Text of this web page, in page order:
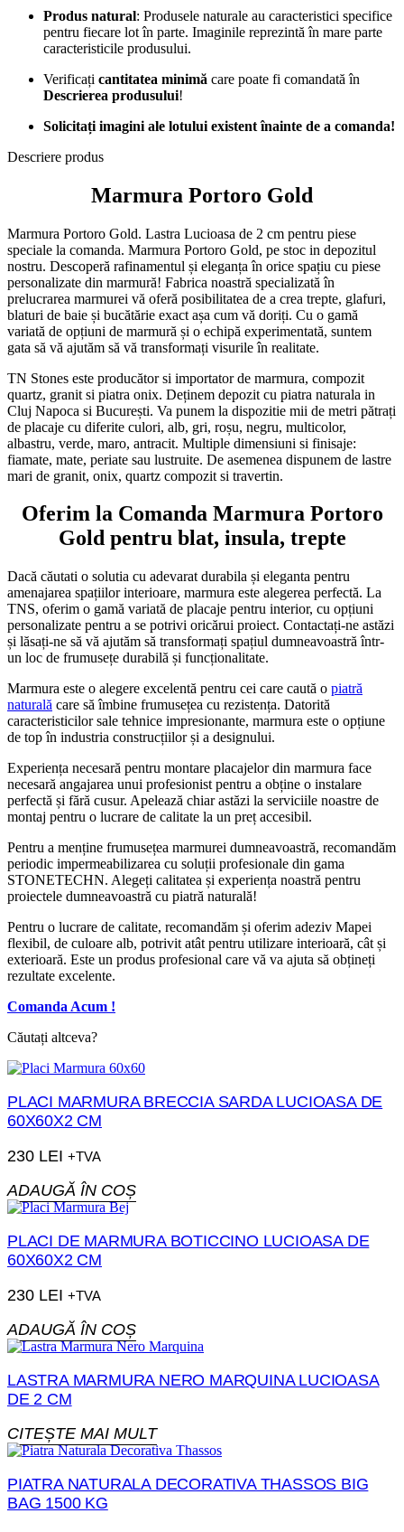
Produs natural: Produsele naturale au caracteristici specifice
pentru fiecare lot în parte. Imaginile reprezintă în mare parte
caracteristicile produsului.
Verificați cantitatea minimă care poate fi comandată în
Descrierea produsului!
Solicitați imagini ale lotului existent înainte de a comanda!
Descriere produs
Marmura Portoro Gold
Marmura Portoro Gold. Lastra Lucioasa de 2 cm pentru piese
speciale la comanda. Marmura Portoro Gold, pe stoc in depozitul
nostru. Descoperă rafinamentul și eleganța în orice spațiu cu piese
personalizate din marmură! Fabrica noastră specializată în
prelucrarea marmurei vă oferă posibilitatea de a crea trepte, glafuri,
blaturi de baie și bucătărie exact așa cum vă doriți. Cu o gamă
variată de opțiuni de marmură și o echipă experimentată, suntem
gata să vă ajutăm să vă transformați visurile în realitate.
TN Stones este producător si importator de marmura, compozit
quartz, granit si piatra onix. Deținem depozit cu piatra naturala in
Cluj Napoca si București. Va punem la dispozitie mii de metri pătrați
de placaje cu diferite culori, alb, gri, roșu, negru, multicolor,
albastru, verde, maro, antracit. Multiple dimensiuni si finisaje:
fiamate, mate, periate sau lustruite. De asemenea dispunem de lastre
mari de granit, onix, quartz compozit si travertin.
Oferim la Comanda Marmura Portoro
Gold pentru blat, insula, trepte
Dacă căutati o solutia cu adevarat durabila și eleganta pentru
amenajarea spațiilor interioare, marmura este alegerea perfectă. La
TNS, oferim o gamă variată de placaje pentru interior, cu opțiuni
personalizate pentru a se potrivi oricărui proiect. Contactați-ne astăzi
și lăsați-ne să vă ajutăm să transformați spațiul dumneavoastră într-
un loc de frumusețe durabilă și funcționalitate.
Marmura este o alegere excelentă pentru cei care caută o piatră
naturală care să îmbine frumusețea cu rezistența. Datorită
caracteristicilor sale tehnice impresionante, marmura este o opțiune
de top în industria construcțiilor și a designului.
Experiența necesară pentru montare placajelor din marmura face
necesară angajarea unui profesionist pentru a obține o instalare
perfectă și fără cusur. Apelează chiar astăzi la serviciile noastre de
montaj pentru o lucrare de calitate la un preț accesibil.
Pentru a menține frumusețea marmurei dumneavoastră, recomandăm
periodic impermeabilizarea cu soluții profesionale din gama
STONETECHN. Alegeți calitatea și experiența noastră pentru
proiectele dumneavoastră cu piatră naturală!
Pentru o lucrare de calitate, recomandăm și oferim adeziv Mapei
flexibil, de culoare alb, potrivit atât pentru utilizare interioară, cât și
exterioară. Este un produs profesional care vă va ajuta să obțineți
rezultate excelente.
Comanda Acum !
Căutați altceva?
PLACI MARMURA BRECCIA SARDA LUCIOASA DE
60X60X2 CM
230 LEI +TVA
ADAUGĂ ÎN COȘ
PLACI DE MARMURA BOTICCINO LUCIOASA DE
60X60X2 CM
230 LEI +TVA
ADAUGĂ ÎN COȘ
LASTRA MARMURA NERO MARQUINA LUCIOASA
DE 2 CM
CITEȘTE MAI MULT
PIATRA NATURALA DECORATIVA THASSOS BIG
BAG 1500 KG